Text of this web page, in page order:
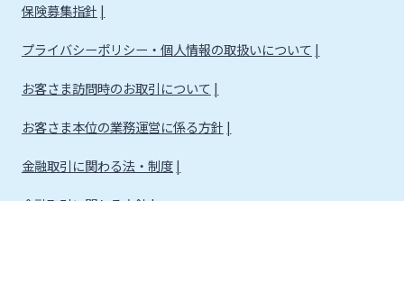
保険募集指針
プライバシーポリシー・個人情報の取扱いについて
お客さま訪問時のお取引について
お客さま本位の業務運営に係る方針
金融取引に関わる法・制度
金融取引に関わる方針